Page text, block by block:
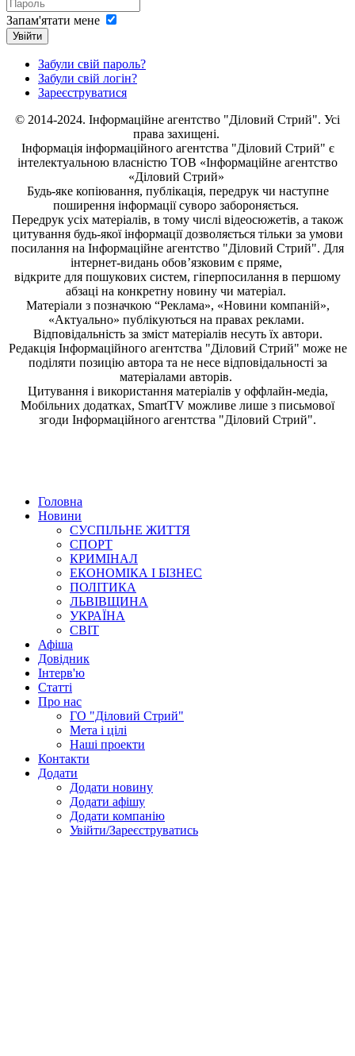
Запам'ятати мене
Увійти
Забули свій пароль?
Забули свій логін?
Зареєструватися
© 2014-2024. Інформаційне агентство "Діловий Стрий". Усі
права захищені.
Інформація інформаційного агентства "Діловий Стрий" є
інтелектуальною власністю ТОВ «Інформаційне агентство
«Діловий Стрий»
Будь-яке копiювання, публiкацiя, передрук чи наступне
поширення iнформацiї суворо забороняється.
Передрук усіх матеріалів, в тому числі відеосюжетів, а також
цитування будь-якої інформації дозволяється тільки за умови
посилання на Інформаційне агентство "Діловий Стрий". Для
інтернет-видань обов’язковим є пряме,
відкрите для пошукових систем, гіперпосилання в першому
абзаці на конкретну новину чи матеріал.
Матеріали з позначкою “Реклама», «Новини компаній»,
«Актуально» публікуються на правах реклами.
Відповідальність за зміст матеріалів несуть їх автори.
Редакція Інформаційного агентства "Діловий Стрий" може не
поділяти позицію автора та не несе відповідальності за
матеріалами авторів.
Цитування і використання матеріалів у оффлайн-медіа,
Мобільних додатках, SmartTV можливе лише з письмової
згоди Інформаційного агентства "Діловий Стрий".
Головна
Новини
СУСПІЛЬНЕ ЖИТТЯ
СПОРТ
КРИМІНАЛ
ЕКОНОМІКА І БІЗНЕС
ПОЛІТИКА
ЛЬВІВЩИНА
УКРАЇНА
СВІТ
Афіша
Довідник
Інтерв'ю
Статті
Про нас
ГО "Діловий Стрий"
Мета і цілі
Наші проекти
Контакти
Додати
Додати новину
Додати афішу
Додати компанію
Увійти/Зареєструватись